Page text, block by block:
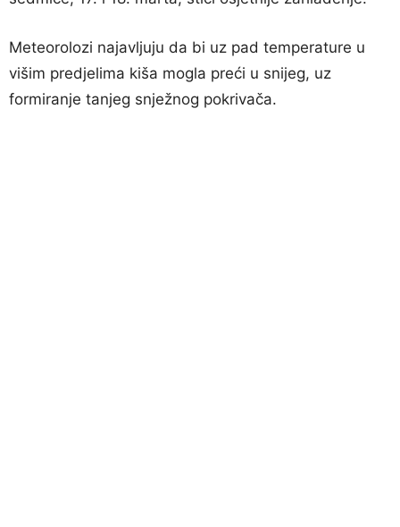
Meteorolozi najavljuju da bi uz pad temperature u
višim predjelima kiša mogla preći u snijeg, uz
formiranje tanjeg snježnog pokrivača.